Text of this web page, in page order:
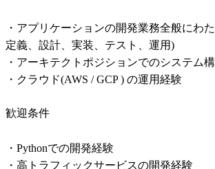
・アプリケーションの開発業務全般にわ
定義、設計、実装、テスト、運用)
・アーキテクトポジションでのシステム
・クラウド(AWS / GCP ) の運用経験
歓迎条件
・Pythonでの開発経験
・高トラフィックサービスの開発経験